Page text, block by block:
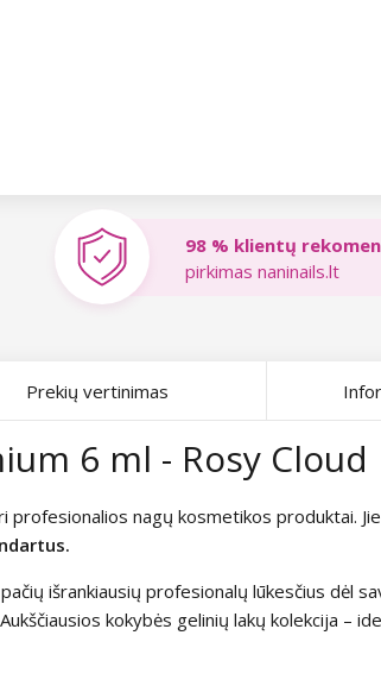
98 % klientų
pirkimas naninails.lt
6 ml - Rosy Cloud
profesionalios nagų kosmetikos produktai.
išrankiausių profesionalų lūkesčius dėl
Aukščiausios kokybės gelinių lakų kolekcija –
Prekių vertinimas